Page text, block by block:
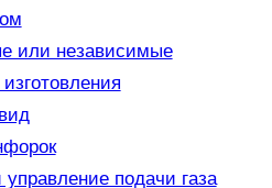
или независимые
подачи газа